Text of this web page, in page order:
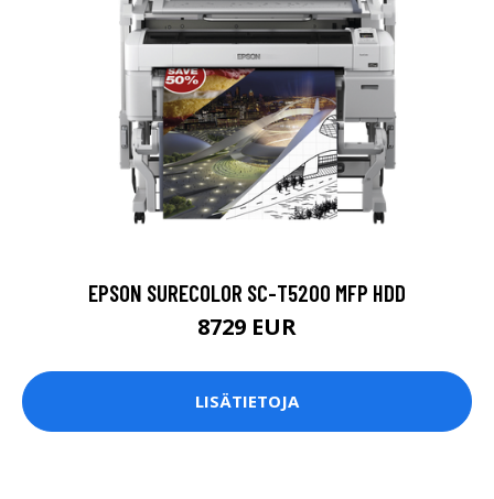
EPSON SURECOLOR SC-T5200 MFP HDD
8729 EUR
LISÄTIETOJA